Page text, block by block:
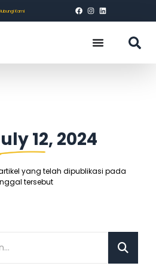
Kami
12, 2024
yang telah dipublikasi pada
tersebut